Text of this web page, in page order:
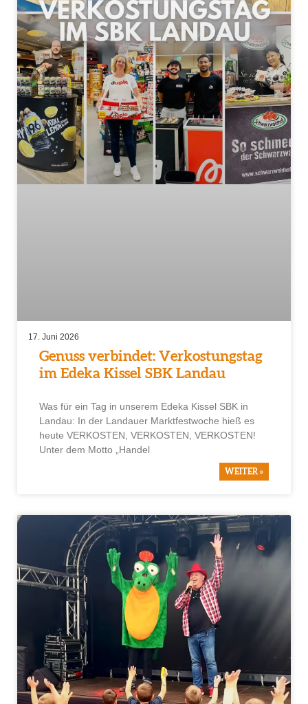
Genuss verbindet: Verkostungstag
im Edeka Kissel SBK Landau
Was für ein Tag in unserem Edeka Kissel SBK in
Landau: In der Landauer Marktfestwoche hieß es
heute VERKOSTEN, VERKOSTEN, VERKOSTEN!
Unter dem Motto „Handel
WEITER »
17. Juni 2026